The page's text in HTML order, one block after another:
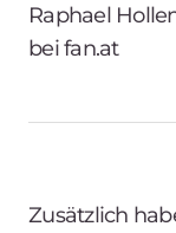
Raphael
bei fan.at
Zusätzlich